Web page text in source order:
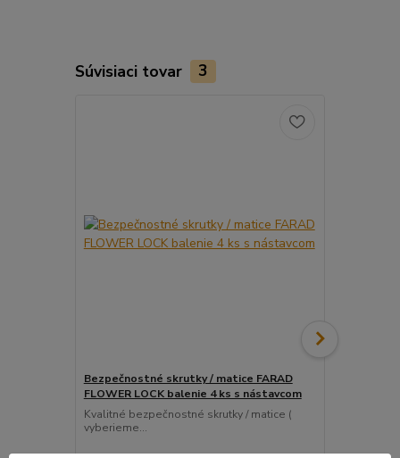
Súvisiaci tovar 3
Bezpečnostné skrutky / matice FARAD
FLOWER LOCK balenie 4 ks s nástavcom
Kvalitné bezpečnostné skrutky / matice (
vyberieme...